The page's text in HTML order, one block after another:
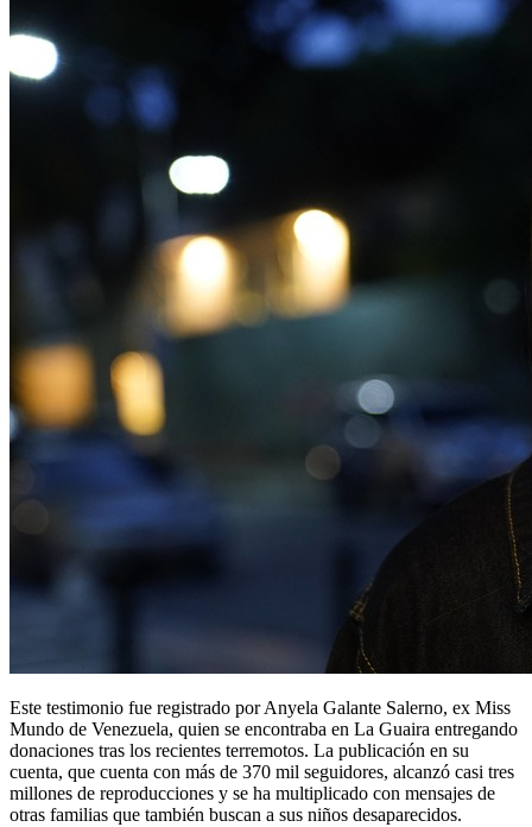
Este testimonio fue registrado por Anyela Galante Salerno, ex Miss
Mundo de Venezuela, quien se encontraba en La Guaira entregando
donaciones tras los recientes terremotos. La publicación en su
cuenta, que cuenta con más de 370 mil seguidores, alcanzó casi tres
millones de reproducciones y se ha multiplicado con mensajes de
otras familias que también buscan a sus niños desaparecidos.